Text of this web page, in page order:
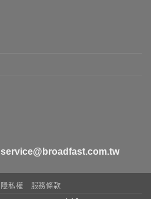
service@broadfast.com.tw
隱私權 服務條款